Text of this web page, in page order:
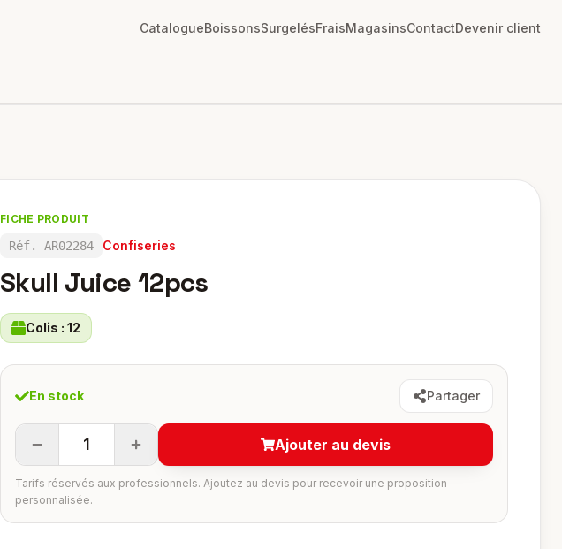
CatalogueBoissonsSurgelésFraisMagasinsContactDevenir client
FICHE PRODUIT
Réf. AR02284 Confiseries
Skull Juice 12pcs
Colis : 12
En stock Partager
1 Ajouter au devis
Tarifs réservés aux professionnels. Ajoutez au devis pour recevoir une proposition
personnalisée.